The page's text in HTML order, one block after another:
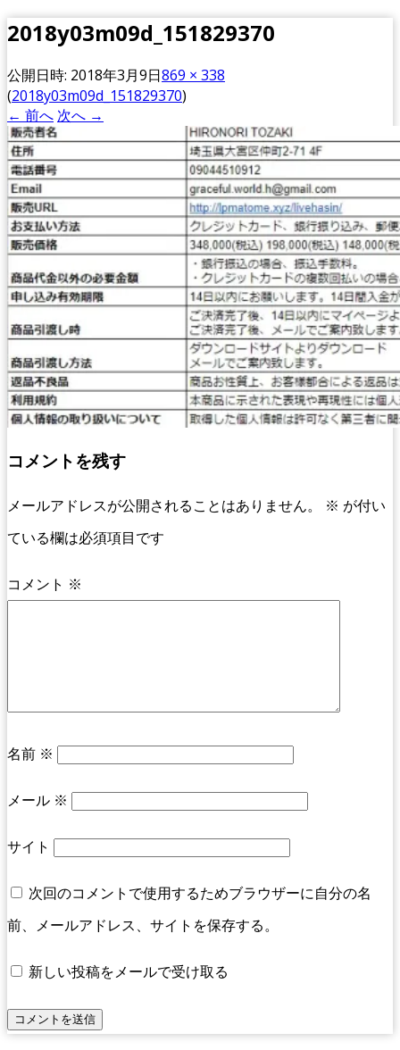
2018y03m09d_151829370
公開日時: 2018年3月9日869 × 338
(2018y03m09d_151829370)
← 前へ 次へ →
コメントを残す
メールアドレスが公開されることはありません。 ※ が付い
ている欄は必須項目です
コメント ※
名前 ※
メール ※
サイト
次回のコメントで使用するためブラウザーに自分の名
前、メールアドレス、サイトを保存する。
新しい投稿をメールで受け取る